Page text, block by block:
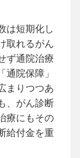
は短期化し
取れるがん
ず通院治療
院保障」
まりつつあ
、がん診断
療にもその
給付金を重